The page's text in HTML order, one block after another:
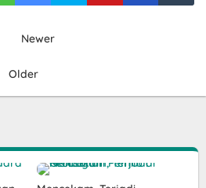
Newer
Older